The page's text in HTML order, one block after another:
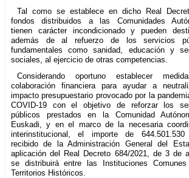
Tal como se establece en dicho Real
fondos distribuidos a las Comunidades
tienen carácter incondicionado y pueden
además de al refuerzo de los servicios
fundamentales como sanidad, educación y
sociales, al ejercicio de otras competencias.
Considerando oportuno establecer
colaboración financiera para ayudar a
impacto presupuestario provocado por la
COVID-19 con el objetivo de reforzar los
públicos prestados en la Comunidad
Euskadi, y en el marco de la necesaria
interinstitucional, el importe de 644.501.530
recibido de la Administración General del
aplicación del Real Decreto 684/2021, de 3 de
se distribuirá entre las Instituciones
Territorios Históricos.